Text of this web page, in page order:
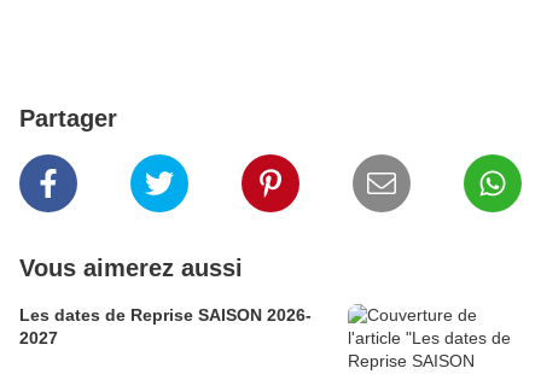
Partager
Vous aimerez aussi
Les dates de Reprise SAISON 2026-
2027